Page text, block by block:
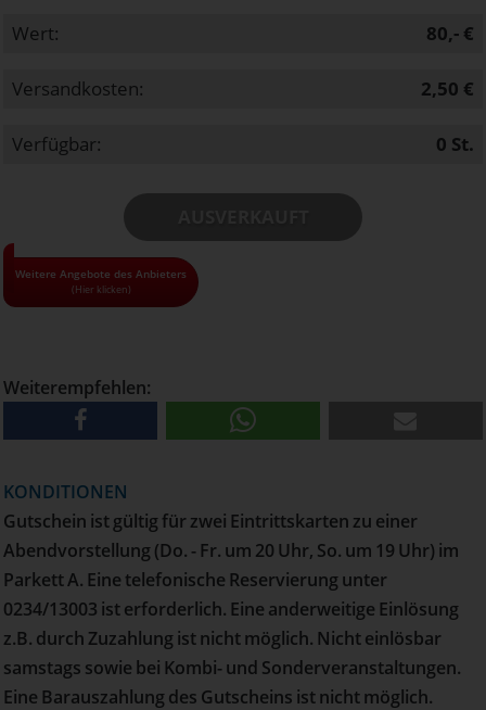
Wert: 80,- €
Versandkosten: 2,50 €
Verfügbar: 0 St.
Weitere Angebote des Anbieters
(Hier klicken)
• Alle Gutscheine und Tickets nur solange der Vorrat reicht!
• Pro Haushalt kann maximal 1 Gutschein bestellt werden
Weiterempfehlen:
KONDITIONEN
Gutschein ist gültig für zwei Eintrittskarten zu einer
Abendvorstellung (Do. - Fr. um 20 Uhr, So. um 19 Uhr) im
Parkett A. Eine telefonische Reservierung unter
0234/13003 ist erforderlich. Eine anderweitige Einlösung
z.B. durch Zuzahlung ist nicht möglich. Nicht einlösbar
samstags sowie bei Kombi- und Sonderveranstaltungen.
Eine Barauszahlung des Gutscheins ist nicht möglich.